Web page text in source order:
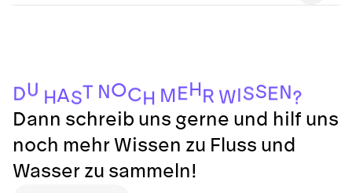
DU HAST N OCH M E H R W SS E N ?
Dann schreib uns gerne und hilf uns
noch mehr Wissen zu Fluss und
Wasser zu sammeln!